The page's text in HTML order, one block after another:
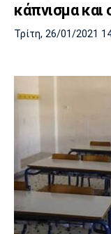
κάπνισμα και
Τρίτη, 26/01/2021